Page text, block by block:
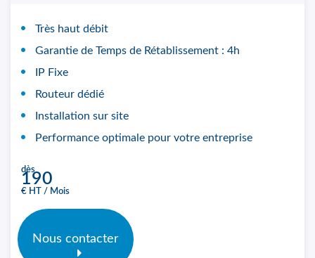
Très haut débit
Garantie de Temps de Rétablissement : 4h
IP Fixe
Routeur dédié
Installation sur site
Performance optimale pour votre entreprise
dès
190
€ HT / Mois
Nous contacter